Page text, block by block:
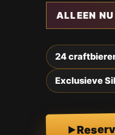
ALLEEN
24
Exclusieve